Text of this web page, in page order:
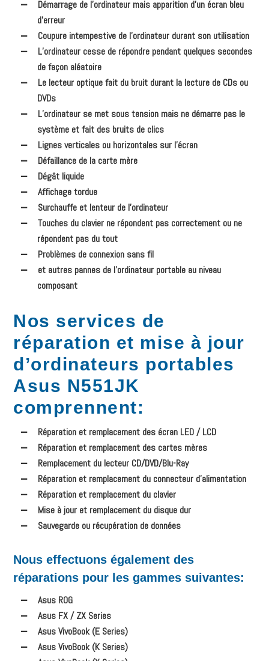
Démarrage de l’ordinateur mais apparition d’un écran bleu
d’erreur
Coupure intempestive de l’ordinateur durant son utilisation
L’ordinateur cesse de répondre pendant quelques secondes
de façon aléatoire
Le lecteur optique fait du bruit durant la lecture de CDs ou
DVDs
L’ordinateur se met sous tension mais ne démarre pas le
système et fait des bruits de clics
Lignes verticales ou horizontales sur l’écran
Défaillance de la carte mère
Dégât liquide
Affichage tordue
Surchauffe et lenteur de l’ordinateur
Touches du clavier ne répondent pas correctement ou ne
répondent pas du tout
Problèmes de connexion sans fil
et autres pannes de l’ordinateur portable au niveau
composant
Nos services de
réparation et mise à jour
d’ordinateurs portables
Asus N551JK
comprennent:
Réparation et remplacement des écran LED / LCD
Réparation et remplacement des cartes mères
Remplacement du lecteur CD/DVD/Blu-Ray
Réparation et remplacement du connecteur d’alimentation
Réparation et remplacement du clavier
Mise à jour et remplacement du disque dur
Sauvegarde ou récupération de données
Nous effectuons également des
réparations pour les gammes suivantes:
Asus ROG
Asus FX / ZX Series
Asus VivoBook (E Series)
Asus VivoBook (K Series)